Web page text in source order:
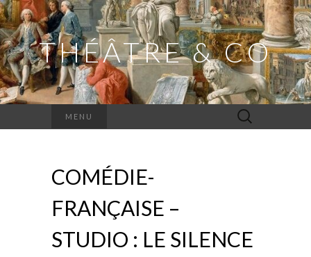
THÉÂTRE & CO
MENU Rechercher :
COMÉDIE-
FRANÇAISE –
STUDIO : LE SILENCE